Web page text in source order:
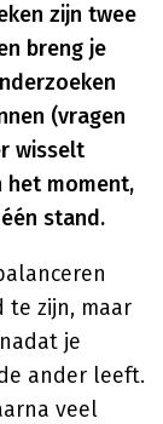
zijn twee
breng je
(vragen
wisselt
het moment,
stand.
zijn, maar
je
ander leeft.
veel